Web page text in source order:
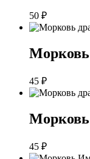
50 ₽
Морковь
45 ₽
Морковь
45 ₽